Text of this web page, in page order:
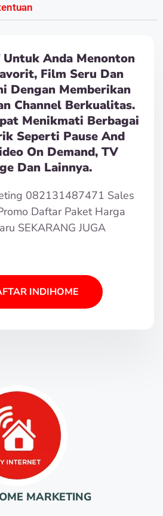
Anda Menonton
Film Seru Dan
Dengan Memberikan
Channel Berkualitas.
Menikmati Berbagai
Seperti Pause And
On Demand, TV
Dan Lainnya.
082131487471 Sales
Daftar Paket Harga
SEKARANG JUGA
INDIHOME
MARKETING